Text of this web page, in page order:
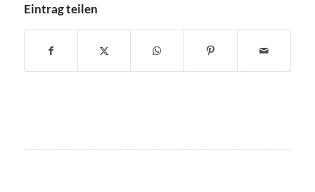
Eintrag teilen